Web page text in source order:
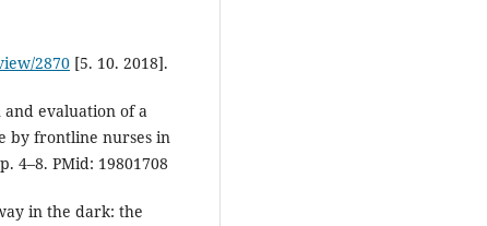
2870 [5. 10. 2018].
and evaluation of a
by frontline nurses in
4–8. PMid: 19801708
in the dark: the